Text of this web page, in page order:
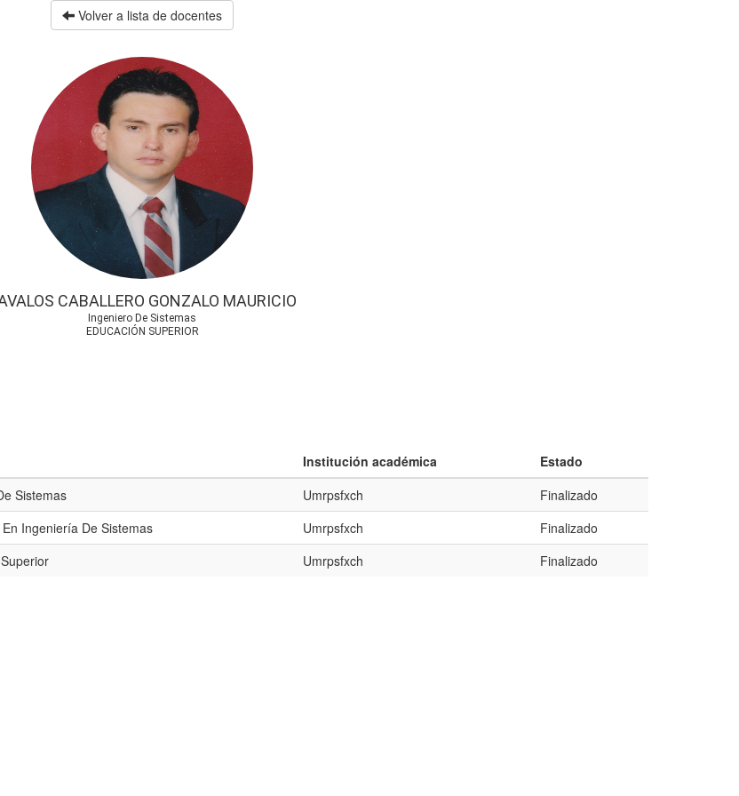
Volver a lista de docentes
CABALLERO GONZALO MAURICIO
Ingeniero De Sistemas
EDUCACIÓN SUPERIOR
Institución académica
Estado
Sistemas Umrpsfxch
Finalizado
Ingeniería De Sistemas Umrpsfxch
Finalizado
Umrpsfxch Finalizado